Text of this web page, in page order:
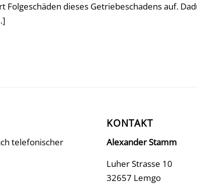
Folgeschäden dieses Getriebeschadens auf.
telefonischer
KONTAKT
Alexander Stamm
Luher Strasse 10
32657 Lemgo